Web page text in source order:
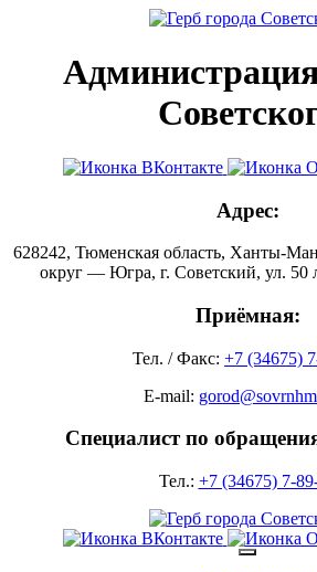
Адрес:
628242, Тюменская область, Ханты-
округ — Югра, г. Советский, ул. 50
Приёмная:
Тел. / Факс: +7 (34675)
E-mail:
Специалист по
Тел.: +7 (34675) 7-